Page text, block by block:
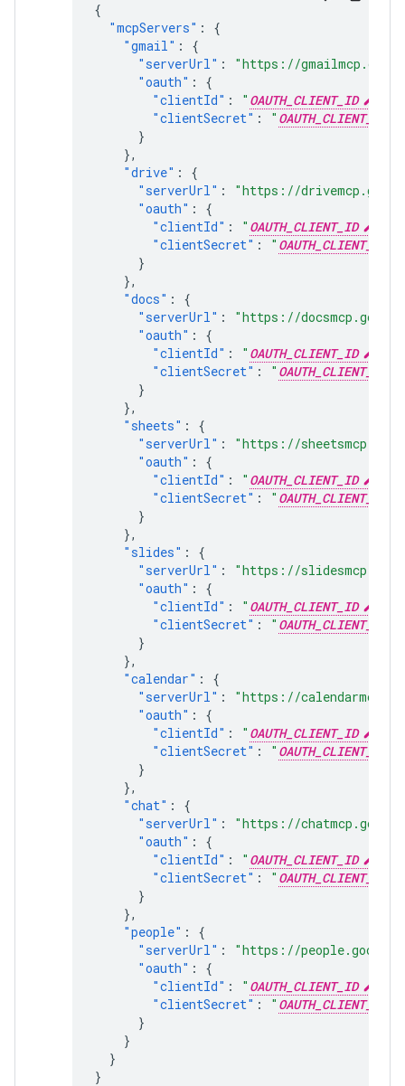
{
"mcpServers" :
{
"gmail" :
{
"serverUrl" :
"https://
"oauth" :
{
"clientId" : " OAUTH_CLIENT_ID
"clientSecret" : "
}
},
"drive" :
{
"serverUrl" :
"https://
"oauth" :
{
"clientId" : " OAUTH_CLIENT_ID
"clientSecret" : "
}
},
"docs" :
{
"serverUrl" :
"https://
"oauth" :
{
"clientId" : " OAUTH_CLIENT_ID
"clientSecret" : "
}
},
"sheets" :
{
"serverUrl" :
"https://
"oauth" :
{
"clientId" : " OAUTH_CLIENT_ID
"clientSecret" : "
}
},
"slides" :
{
"serverUrl" :
"https://
"oauth" :
{
"clientId" : " OAUTH_CLIENT_ID
"clientSecret" : "
}
},
"calendar" :
{
"serverUrl" :
"https://
"oauth" :
{
"clientId" : " OAUTH_CLIENT_ID
"clientSecret" : "
}
},
"chat" :
{
"serverUrl" :
"https://
"oauth" :
{
"clientId" : " OAUTH_CLIENT_ID
"clientSecret" : "
}
},
"people" :
{
"serverUrl" :
"https://
"oauth" :
{
"clientId" : " OAUTH_CLIENT_ID
"clientSecret" : "
}
}
}
}